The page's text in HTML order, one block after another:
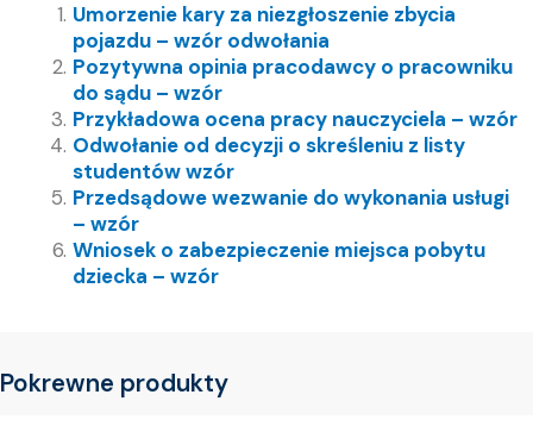
Umorzenie kary za niezgłoszenie zbycia
pojazdu – wzór odwołania
Pozytywna opinia pracodawcy o pracowniku
do sądu – wzór
Przykładowa ocena pracy nauczyciela – wzór
Odwołanie od decyzji o skreśleniu z listy
studentów wzór
Przedsądowe wezwanie do wykonania usługi
– wzór
Wniosek o zabezpieczenie miejsca pobytu
dziecka – wzór
Pokrewne produkty